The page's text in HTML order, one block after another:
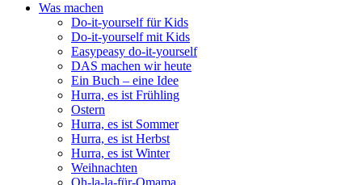
Was machen
Do-it-yourself für Kids
Do-it-yourself mit Kids
Easypeasy do-it-yourself
DAS machen wir heute
Ein Buch – eine Idee
Hurra, es ist Frühling
Ostern
Hurra, es ist Sommer
Hurra, es ist Herbst
Hurra, es ist Winter
Weihnachten
Oh-la-la-für-Omama